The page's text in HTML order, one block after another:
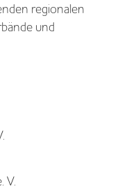
regionalen
und
V.